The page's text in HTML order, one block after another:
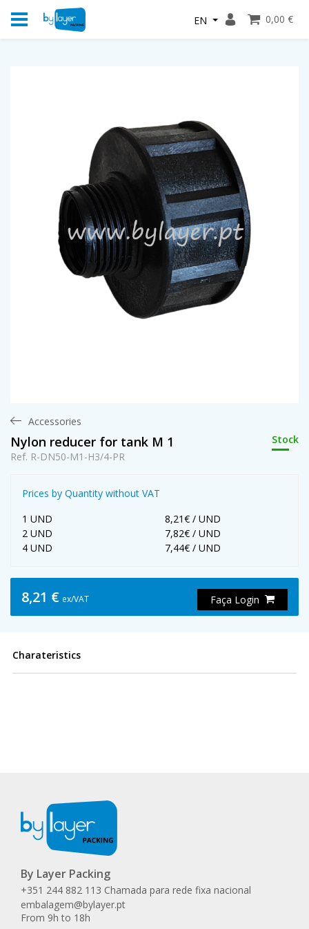
EN 0,00 €
Accessories
Nylon reducer for tank M 1
Stock
Ref. R-DN50-M1-H3/4-PR
Prices by Quantity without VAT
1 UND
8,21€ / UND
2 UND
7,82€ / UND
4 UND
7,44€ / UND
8,21 € ex/VAT Faça Login
Charateristics
By Layer Packing
+351 244 882 113 Chamada para rede fixa nacional
embalagem@bylayer.pt
From 9h to 18h